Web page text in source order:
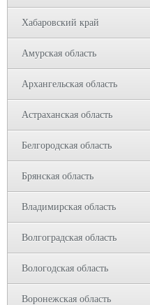
Хабаровский край
Амурская область
Архангельская область
Астраханская область
Белгородская область
Брянская область
Владимирская область
Волгоградская область
Вологодская область
Воронежская область